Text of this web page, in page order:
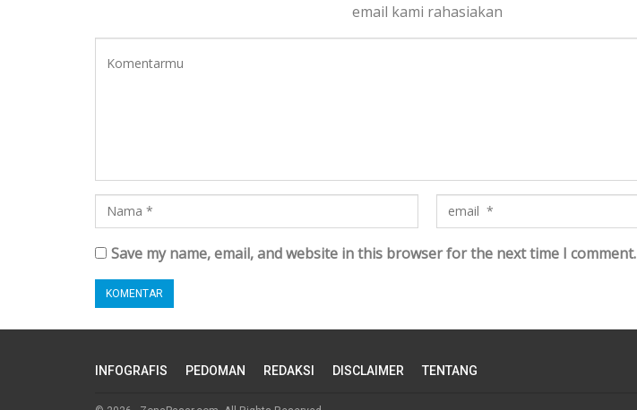
email kami rahasiakan
Save my name, email, and website in this browser for the next time I comment.
INFOGRAFIS PEDOMAN REDAKSI DISCLAIMER TENTANG